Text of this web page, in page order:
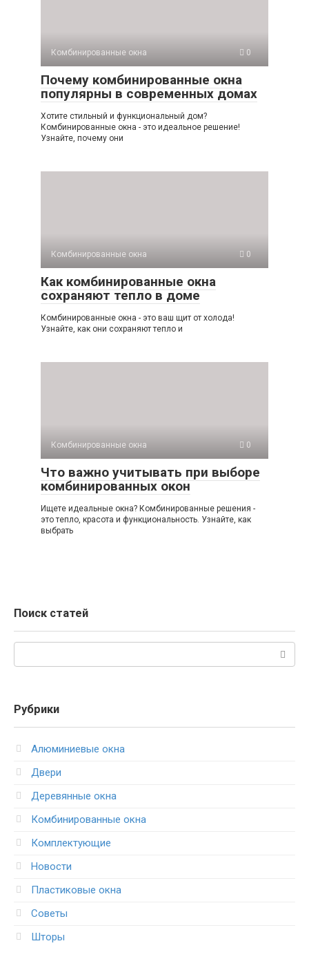
Комбинированные окна 0
Почему комбинированные окна
популярны в современных домах
Хотите стильный и функциональный дом?
Комбинированные окна - это идеальное решение!
Узнайте, почему они
Комбинированные окна 0
Как комбинированные окна
сохраняют тепло в доме
Комбинированные окна - это ваш щит от холода!
Узнайте, как они сохраняют тепло и
Комбинированные окна 0
Что важно учитывать при выборе
комбинированных окон
Ищете идеальные окна? Комбинированные решения -
это тепло, красота и функциональность. Узнайте, как
выбрать
Поиск статей
Рубрики
Алюминиевые окна
Двери
Деревянные окна
Комбинированные окна
Комплектующие
Новости
Пластиковые окна
Советы
Шторы